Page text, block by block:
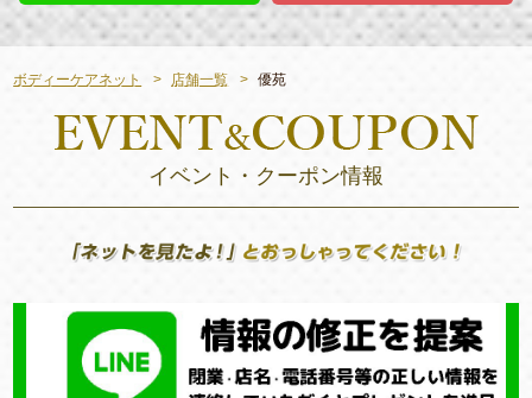
ボディーケアネット 店舗一覧 優苑
イベント・クーポン情報